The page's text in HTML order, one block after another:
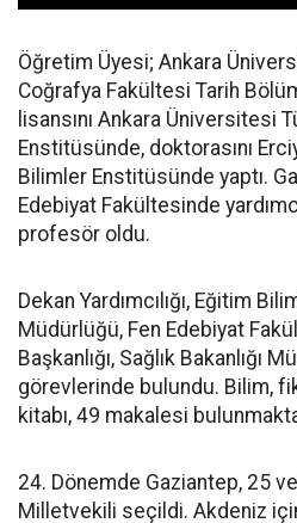
Öğretim Üyesi; Ankara
Coğrafya Fakültesi Tarih
lisansını Ankara Üniversitesi
Enstitüsünde, doktorasını
Bilimler Enstitüsünde yaptı.
Edebiyat Fakültesinde
profesör oldu.
Dekan Yardımcılığı, Eğitim
Müdürlüğü, Fen Edebiyat
Başkanlığı, Sağlık Bakanlığı
görevlerinde bulundu. Bilim,
kitabı, 49 makalesi
24. Dönemde Gaziantep, 25
Milletvekili seçildi. Akdeniz